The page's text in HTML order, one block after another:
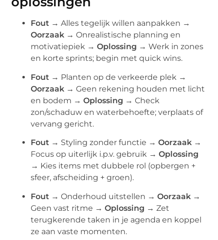
Fout → Alles tegelijk willen aanpakken →
Oorzaak → Onrealistische planning en
motivatiepiek →Oplossing → Werk in zones
en korte sprints; begin met quick wins.
Fout → Planten op de verkeerde plek →
Oorzaak → Geen rekening houden met licht
en bodem →Oplossing → Check
zon/schaduw en waterbehoefte; verplaats of
vervang gericht.
Fout → Styling zonder functie →Oorzaak →
Focus op uiterlijk i.p.v. gebruik →Oplossing
→ Kies items met dubbele rol (opbergen +
sfeer, afscheiding + groen).
Fout → Onderhoud uitstellen →Oorzaak →
Geen vast ritme →Oplossing → Zet
terugkerende taken in je agenda en koppel
ze aan vaste momenten.